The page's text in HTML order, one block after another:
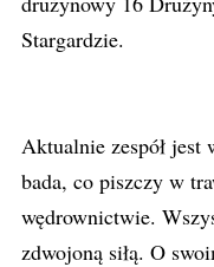
Stargardzie.
Aktualnie zespół jest
bada, co piszczy w
wędrownictwie.
zdwojoną siłą. O